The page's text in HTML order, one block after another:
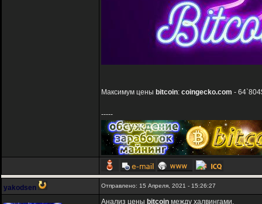
Максимум цены bitcoin: coingecko.com -
-----
yakodsen Отправлено: 15 Апреля, 2021 - 15:26:27
Анализ цены bitcoin между халвингами.